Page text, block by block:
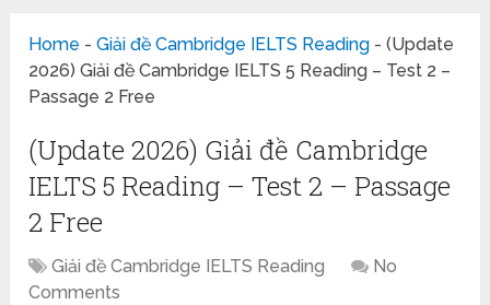
Home -Giải đề Cambridge IELTS Reading -(Update
2026) Giải đề Cambridge IELTS 5 Reading – Test 2 –
Passage 2 Free
(Update 2026) Giải đề Cambridge
IELTS 5 Reading – Test 2 – Passage
2 Free
Giải đề Cambridge IELTS Reading
No
Comments